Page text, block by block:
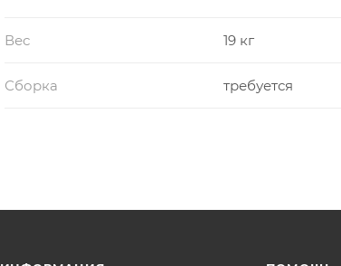
Вес 19 кг
Сборка требуется